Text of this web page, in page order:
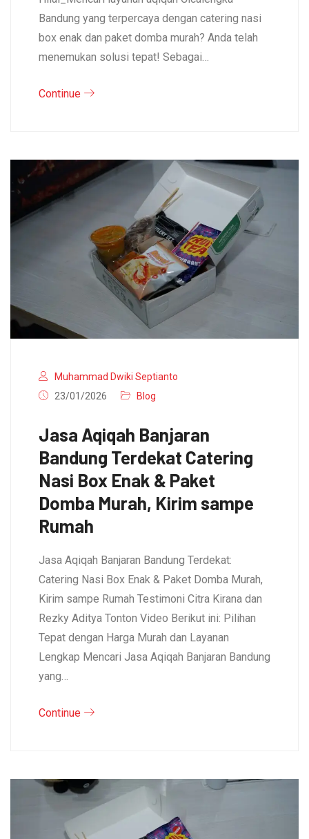
Bandung yang terpercaya dengan catering nasi
box enak dan paket domba murah? Anda telah
menemukan solusi tepat! Sebagai…
Continue
Muhammad Dwiki Septianto
23/01/2026
Blog
Jasa Aqiqah Banjaran
Bandung Terdekat Catering
Nasi Box Enak & Paket
Domba Murah, Kirim sampe
Rumah
Jasa Aqiqah Banjaran Bandung Terdekat:
Catering Nasi Box Enak & Paket Domba Murah,
Kirim sampe Rumah Testimoni Citra Kirana dan
Rezky Aditya Tonton Video Berikut ini: Pilihan
Tepat dengan Harga Murah dan Layanan
Lengkap Mencari Jasa Aqiqah Banjaran Bandung
yang…
Continue